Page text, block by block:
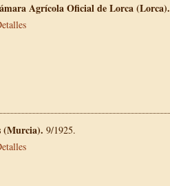
Agrícola Oficial de Lorca (Lorca).
(Murcia). 9/1925.